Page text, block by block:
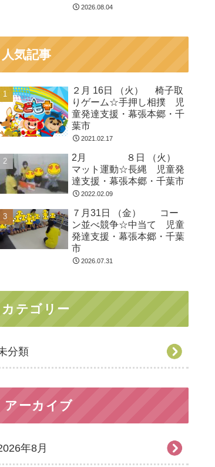
2026.08.04
人気記事
２月 16日 （火） 椅子取
りゲーム☆手押し相撲 児
童発達支援・幕張本郷・千
葉市
2021.02.17
2月 ８日 （火）
マット運動☆長縄 児童発
達支援・幕張本郷・千葉市
2022.02.09
７月31日 （金） コー
ン並べ競争☆中当て 児童
発達支援・幕張本郷・千葉
市
2026.07.31
カテゴリー
分類
アーカイブ
年8月